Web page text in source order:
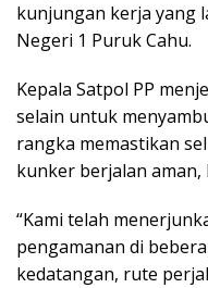
kunjungan kerja yang
Negeri 1 Puruk Cahu.
Kepala Satpol PP
selain untuk
rangka memastikan
kunker berjalan aman,
“Kami telah
pengamanan di
kedatangan, rute